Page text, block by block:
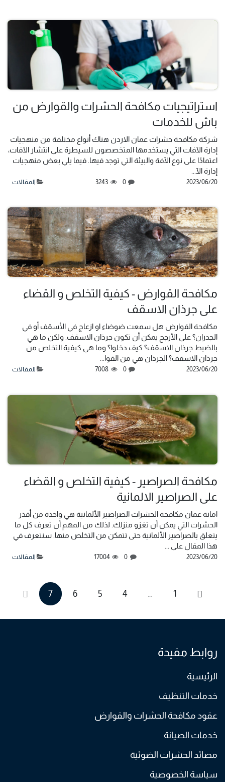
استراتيجيات مكافحة الحشرات والقوارض من
باش للخدمات
شركة مكافحة حشرات عمان الاردن هناك أنواع مختلفة من منهجيات
إدارة الآفات التي يستخدمها المتخصصون للسيطرة على انتشار الآفات،
اعتمادًا على نوع الآفة والبيئة التي توجد فيها. فيما يلي بعض منهجيات
إدارة الآ...
20‏/06‏/2023
0
3243 المقالات
مكافحة القوارض - كيفية التخلص و القضاء
على جرذان الاسقف
مكافحة القوارض هل سمعت ضوضاء او ازعاج في الأسقف أو في
الجدران؟ على الأرجح يمكن أن تكون جرذان الاسقف. ولكن ما هي
بالضبط جرذان الاسقف؟ كيف دخلوا؟ وما هي كيفية التخلص من
جرذان الاسقف؟ الجرذان هي من القوا...
20‏/06‏/2023
0
7008 المقالات
مكافحة الصراصير - كيفية التخلص و القضاء
على الصراصير الالمانية
امانة عمان مكافحة الحشرات الصراصير الألمانية هي واحدة من أقذر
الحشرات التي يمكن أن تغزو منزلك. لذلك من المهم أن تعرف كل ما
يتعلق بالصراصير الألمانية حتى تتمكن من التخلص منها. سنتعرف في
هذا المقال على ...
20‏/06‏/2023
0
17004 المقالات
1
…
4
5
6
7
روابط مفيدة
الرئيسية
خدمات التنظيف
عقود مكافحة الحشرات والقوارض
خدمات الصيانة
مصائد الحشرات الضوئية
سياسة الخصوصية